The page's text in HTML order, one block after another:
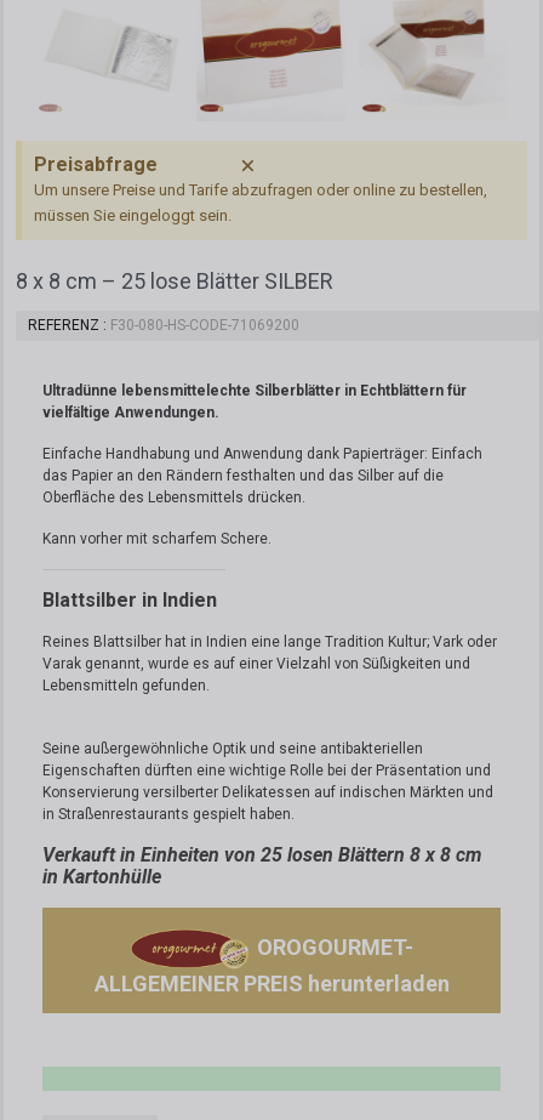
Preisabfrage
Um unsere Preise und Tarife abzufragen oder online zu bestellen,
müssen Sie eingeloggt sein.
8 x 8 cm – 25 lose Blätter SILBER
REFERENZ F30-080-HS-CODE-71069200
Ultradünne lebensmittelechte Silberblätter in Echtblättern für
vielfältige Anwendungen.
Einfache Handhabung und Anwendung dank Papierträger: Einfach
das Papier an den Rändern festhalten und das Silber auf die
Oberfläche des Lebensmittels drücken.
Kann vorher mit scharfem Schere.
Blattsilber in Indien
Reines Blattsilber hat in Indien eine lange Tradition Kultur; Vark oder
Varak genannt, wurde es auf einer Vielzahl von Süßigkeiten und
Lebensmitteln gefunden.
Seine außergewöhnliche Optik und seine antibakteriellen
Eigenschaften dürften eine wichtige Rolle bei der Präsentation und
Konservierung versilberter Delikatessen auf indischen Märkten und
in Straßenrestaurants gespielt haben.
Verkauft in Einheiten von 25 losen Blättern 8 x 8 cm
in Kartonhülle
OROGOURMET-
ALLGEMEINER PREIS herunterladen